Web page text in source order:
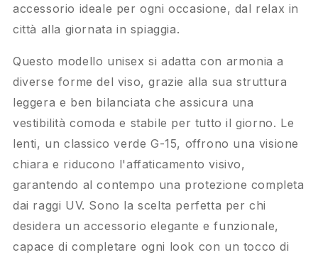
accessorio ideale per ogni occasione, dal relax in
città alla giornata in spiaggia.
Questo modello unisex si adatta con armonia a
diverse forme del viso, grazie alla sua struttura
leggera e ben bilanciata che assicura una
vestibilità comoda e stabile per tutto il giorno. Le
lenti, un classico verde G-15, offrono una visione
chiara e riducono l'affaticamento visivo,
garantendo al contempo una protezione completa
dai raggi UV. Sono la scelta perfetta per chi
desidera un accessorio elegante e funzionale,
capace di completare ogni look con un tocco di